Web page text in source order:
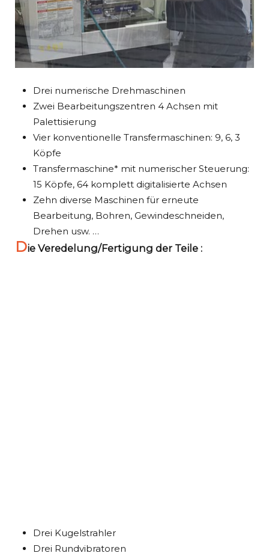
Drei numerische Drehmaschinen
Zwei Bearbeitungszentren 4 Achsen mit
Palettisierung
Vier konventionelle Transfermaschinen: 9, 6, 3
Köpfe
Transfermaschine* mit numerischer Steuerung:
15 Köpfe, 64 komplett digitalisierte Achsen
Zehn diverse Maschinen für erneute
Bearbeitung, Bohren, Gewindeschneiden,
Drehen usw. …
Die Veredelung/Fertigung der Teile :
Drei Kugelstrahler
Drei Rundvibratoren